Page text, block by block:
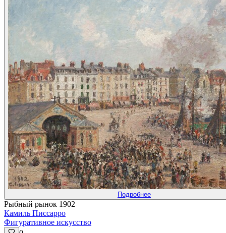
Подробнее
Рыбный рынок 1902
Камиль Писсарро
Фигуративное искусство